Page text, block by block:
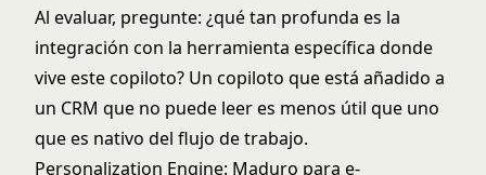
Al evaluar, pregunte: ¿qué tan profunda es la
integración con la herramienta específica donde
vive este copiloto? Un copiloto que está añadido a
un CRM que no puede leer es menos útil que uno
que es nativo del flujo de trabajo.
Personalization Engine: Maduro para e-